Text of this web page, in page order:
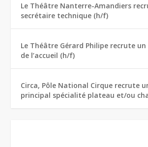
Le Théâtre Nanterre-Amandiers
secrétaire technique (h/f)
Le Théâtre Gérard Philipe recrute
de l’accueil (h/f)
Circa, Pôle National Cirque recrute
principal spécialité plateau et/ou